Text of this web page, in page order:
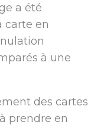
a été
carte en
à une
des cartes
prendre en